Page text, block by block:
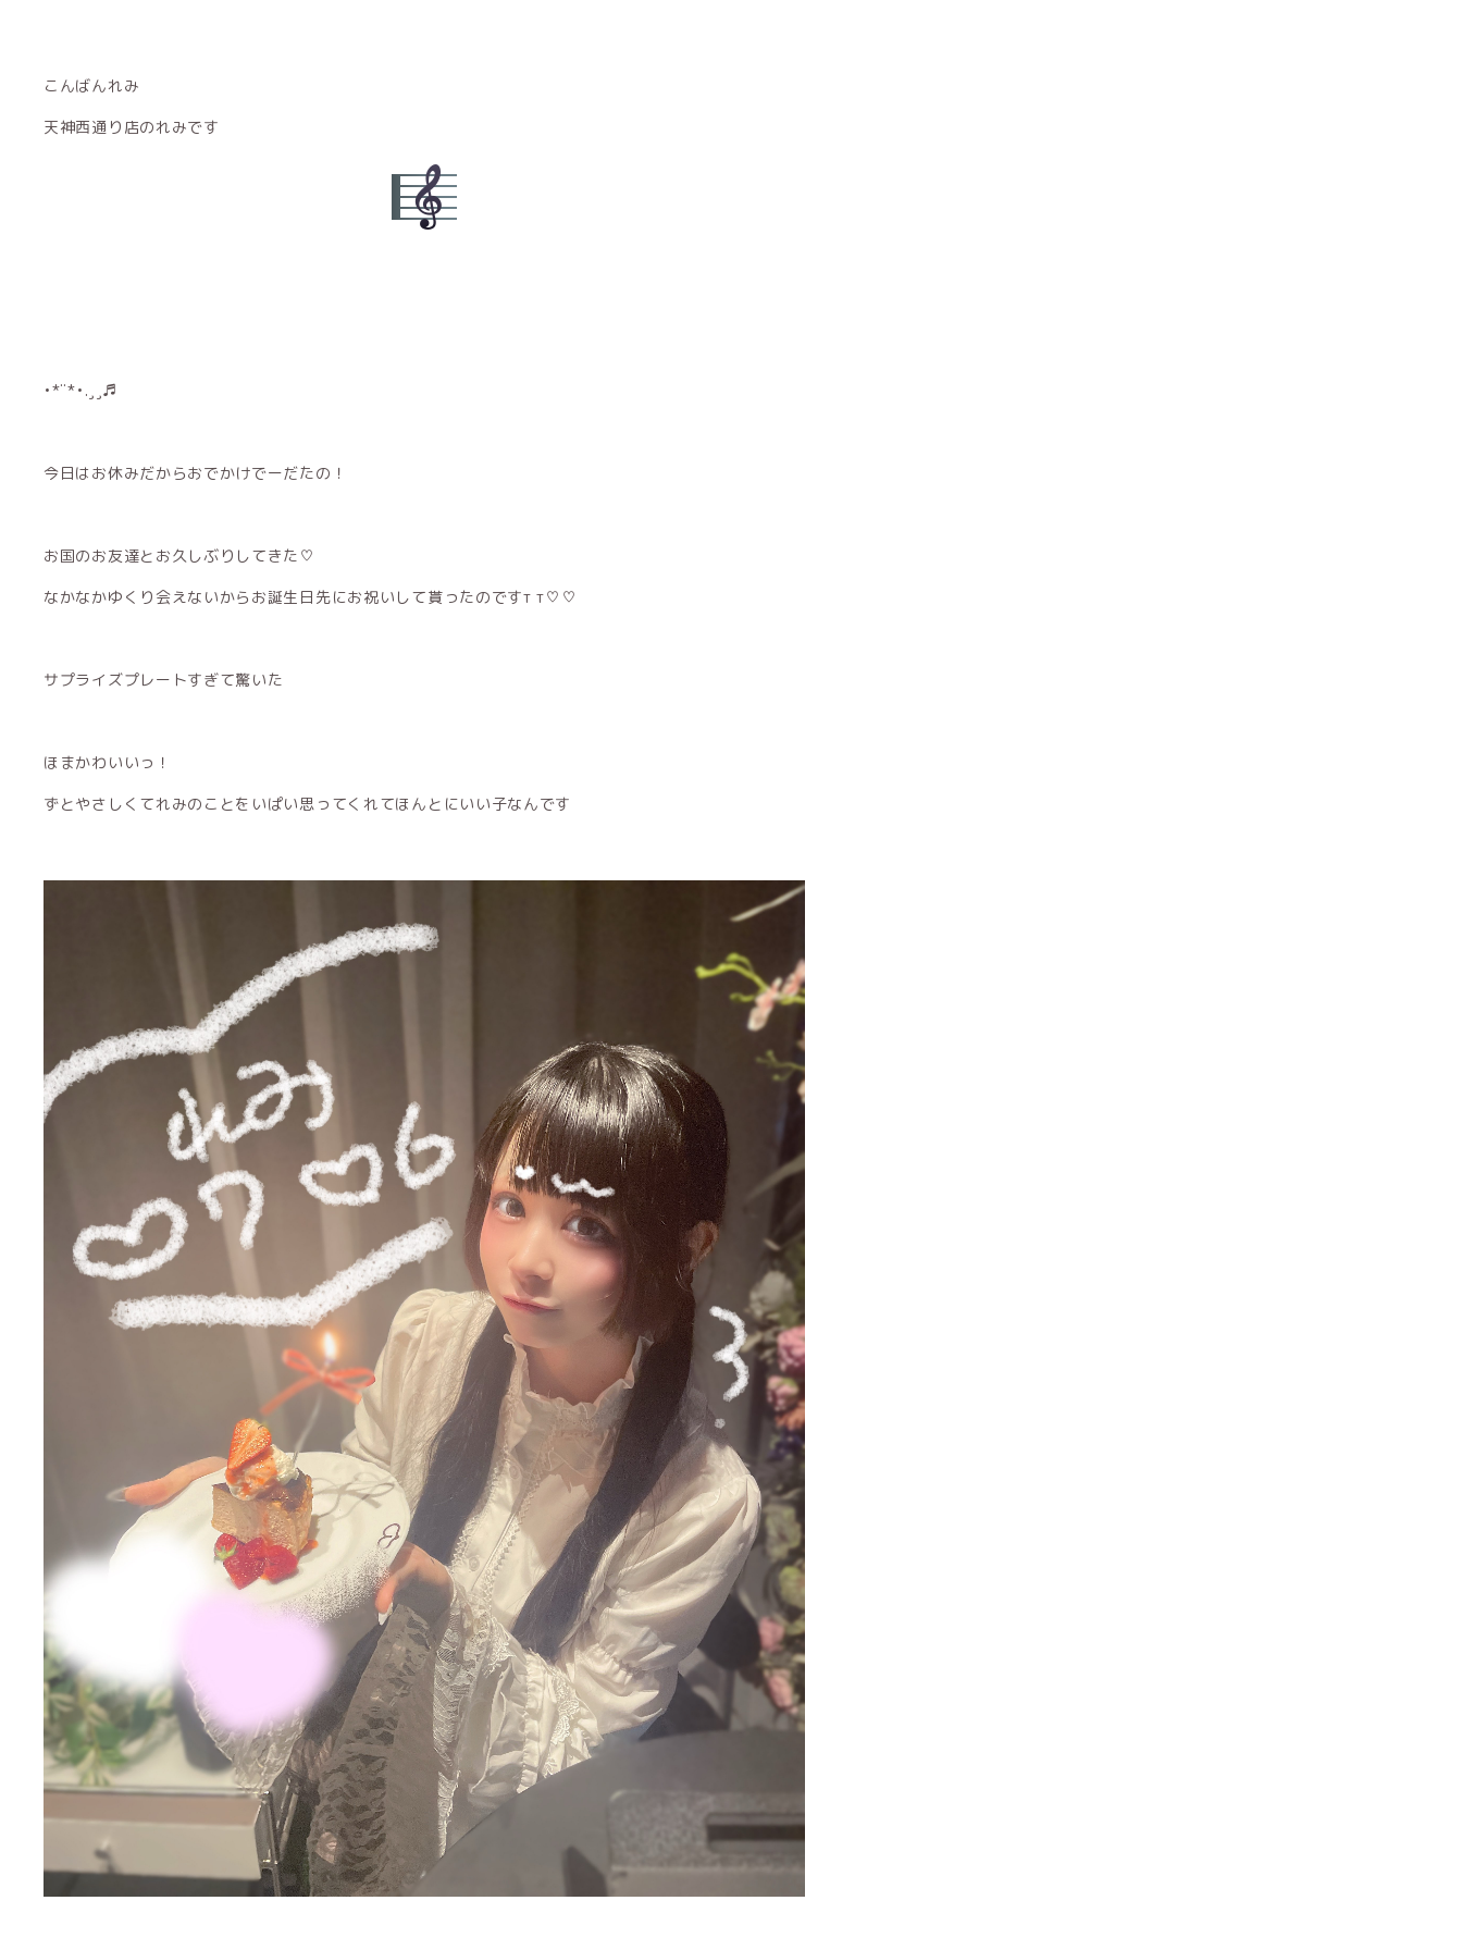
こんばんれみ
天神西通り店のれみです
•*¨*•.¸¸♬︎
今日はお休みだからおでかけでーだたの！
お国のお友達とお久しぶりしてきた♡
なかなかゆくり会えないからお誕生日先にお祝いして貰ったのですт т♡♡
サプライズプレートすぎて驚いた
ほまかわいいっ！
ずとやさしくてれみのことをいぱい思ってくれてほんとにいい子なんです